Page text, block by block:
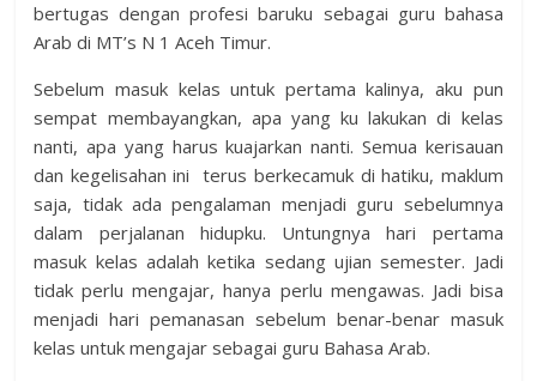
bertugas dengan profesi baruku sebagai guru bahasa
Arab di MT’s N 1 Aceh Timur.
Sebelum masuk kelas untuk pertama kalinya, aku pun
sempat membayangkan, apa yang ku lakukan di kelas
nanti, apa yang harus kuajarkan nanti. Semua kerisauan
dan kegelisahan ini terus berkecamuk di hatiku, maklum
saja, tidak ada pengalaman menjadi guru sebelumnya
dalam perjalanan hidupku. Untungnya hari pertama
masuk kelas adalah ketika sedang ujian semester. Jadi
tidak perlu mengajar, hanya perlu mengawas. Jadi bisa
menjadi hari pemanasan sebelum benar-benar masuk
kelas untuk mengajar sebagai guru Bahasa Arab.